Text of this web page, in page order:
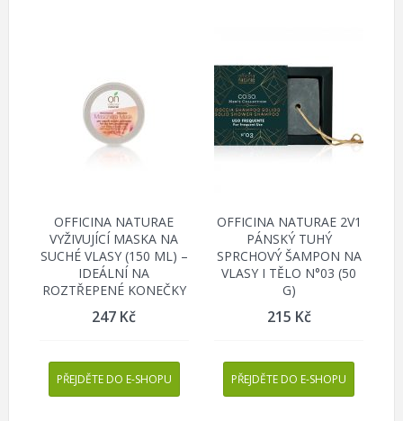
OFFICINA NATURAE
VYŽIVUJÍCÍ MASKA NA
SUCHÉ VLASY (150 ML) –
IDEÁLNÍ NA
ROZTŘEPENÉ KONEČKY
247 Kč
PŘEJDĚTE DO E-SHOPU
OFFICINA NATURAE 2V1
PÁNSKÝ TUHÝ
SPRCHOVÝ ŠAMPON NA
VLASY I TĚLO N°03 (50
G)
215 Kč
PŘEJDĚTE DO E-SHOPU